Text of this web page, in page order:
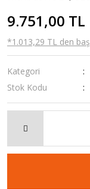
9.751,00 TL
*1.013,29 TL den
Kategori
Stok Kodu